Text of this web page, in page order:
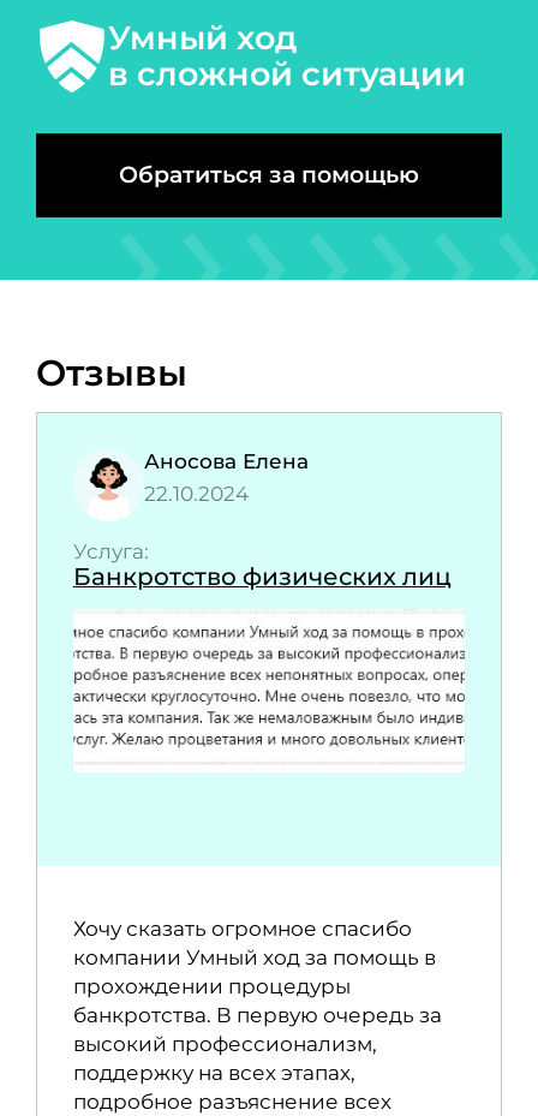
Умный ход
в сложной ситуации
Обратиться за помощью
Отзывы
Аносова Елена
22.10.2024
Услуга:
Банкротство физических лиц
Хочу сказать огромное спасибо
компании Умный ход за помощь в
прохождении процедуры
банкротства. В первую очередь за
высокий профессионализм,
поддержку на всех этапах,
подробное разъяснение всех